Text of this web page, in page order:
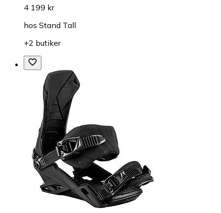
4 199 kr
hos Stand Tall
+2 butiker